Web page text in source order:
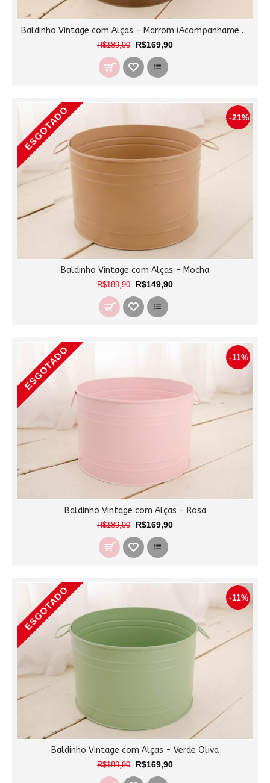
Baldinho Vintage com Alças - Marrom (Acompanhamento)
R$189,90 R$169,90
-21%
ESGOTADO
Baldinho Vintage com Alças - Mocha
R$189,90 R$149,90
-11%
ESGOTADO
Baldinho Vintage com Alças - Rosa
R$189,90 R$169,90
-11%
ESGOTADO
Baldinho Vintage com Alças - Verde Oliva
R$189,90 R$169,90